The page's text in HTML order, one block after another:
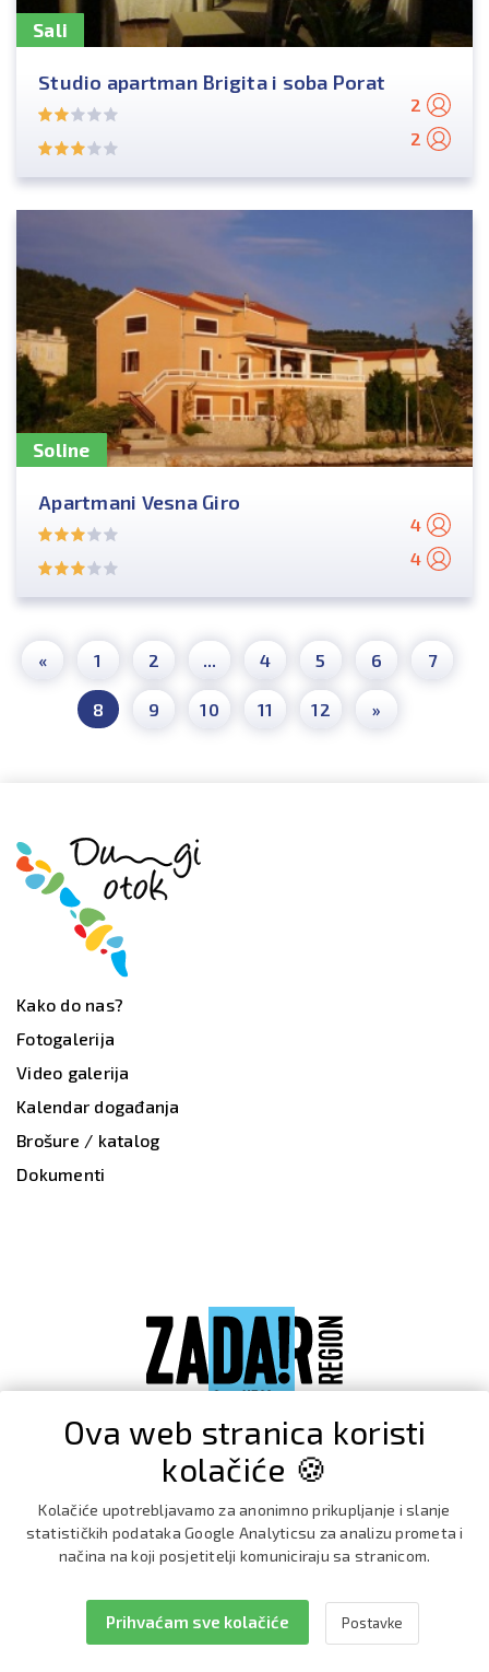
Sali
Studio apartman Brigita i soba Porat
2
2
Soline
Apartmani Vesna Giro
4
4
« 1 2 ... 4 5 6 7
8 9 10 11 12 »
Kako do nas?
Fotogalerija
Video galerija
Kalendar događanja
Brošure / katalog
Dokumenti
Ova web stranica koristi
kolačiće 🍪
Kolačiće upotrebljavamo za anonimno prikupljanje i slanje
statističkih podataka Google Analyticsu za analizu prometa i
načina na koji posjetitelji komuniciraju sa stranicom.
Prihvaćam sve kolačiće Postavke